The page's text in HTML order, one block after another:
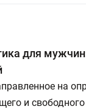
для
на
и свободного